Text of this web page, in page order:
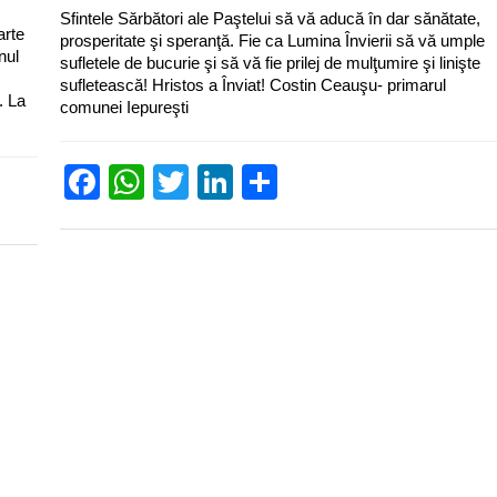
Sfintele Sărbători ale Paştelui să vă aducă în dar sănătate,
prosperitate şi speranţă. Fie ca Lumina Învierii să vă umple
sufletele de bucurie şi să vă fie prilej de mulţumire şi linişte
sufletească! Hristos a Înviat! Costin Ceauşu- primarul
comunei Iepureşti
Facebook
WhatsApp
TwitterLinkedIn
La